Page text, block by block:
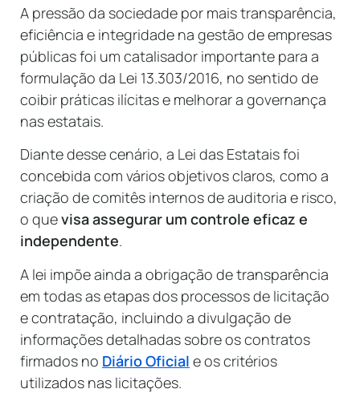
A pressão da sociedade por mais transparência,
eficiência e integridade na gestão de empresas
públicas foi um catalisador importante para a
formulação da Lei 13.303/2016, no sentido de
coibir práticas ilícitas e melhorar a governança
nas estatais.
Diante desse cenário, a Lei das Estatais foi
concebida com vários objetivos claros, como a
criação de comitês internos de auditoria e risco,
o quevisa assegurar um controle eficaz e
independente.
A lei impõe ainda a obrigação de transparência
em todas as etapas dos processos de licitação
e contratação, incluindo a divulgação de
informações detalhadas sobre os contratos
firmados no Diário Oficial e os critérios
utilizados nas licitações.